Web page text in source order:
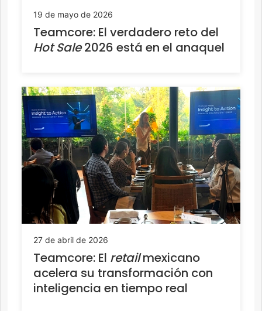
19 de mayo de 2026
Teamcore: El verdadero reto del
Hot Sale2026 está en el anaquel
27 de abril de 2026
Teamcore: El retailmexicano
acelera su transformación con
inteligencia en tiempo real